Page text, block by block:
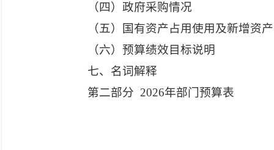
（四）政府采购情况
（五）国有资产占用使用及新增资
（六）预算绩效目标说明
七、名词解释
第二部分 2026年部门预算表